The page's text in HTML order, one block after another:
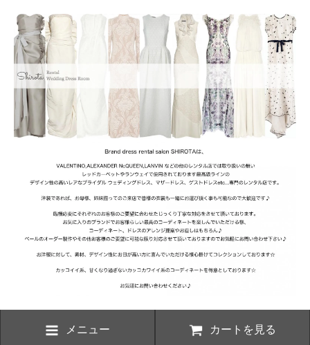
メニュー カートを見る